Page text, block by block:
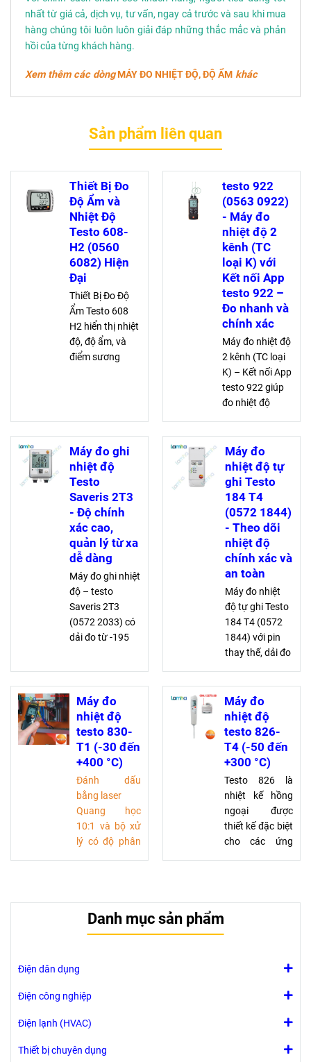
nhất từ giá cả, dịch vụ, tư vấn, ngay cả trước và sau khi mua
hàng chúng tôi luôn luôn giải đáp những thắc mắc và phản
hồi của từng khách hàng.
Xem thêm các dòngMÁY ĐO NHIỆT ĐỘ, ĐỘ ẨM khác
Sản phẩm liên quan
Thiết Bị Đo
Độ Ẩm và
Nhiệt Độ
Testo 608-
H2 (0560
6082) Hiện
Đại
Thiết Bị Đo Độ
Ẩm Testo 608
H2 hiển thị nhiệt
độ, độ ẩm, và
điểm sương
soát môi trường
hiệu quả với
cảm biến chất
lượng cao
testo 922
(0563 0922)
- Máy đo
nhiệt độ 2
kênh (TC
loại K) với
Kết nối App
testo 922 –
Đo nhanh và
chính xác
Máy đo nhiệt độ
2 kênh (TC loại
K) – Kết nối App
testo 922 giúp
đo nhiệt độ
chính xác và
nhanh chóng.
Thiết bị dễ cấu
hình qua app,
dải đo rộng từ
-50 °C đến 1000
°C
Máy đo ghi
nhiệt độ
Testo
Saveris 2T3
- Độ chính
xác cao,
quản lý từ xa
dễ dàng
Máy đo ghi nhiệt
độ – testo
Saveris 2T3
(0572 2033) có
dải đo từ -195
nối WiFi giúp
giám sát từ xa.
Dễ cấu hình,
truy xuất dữ liệu
mọi lúc, cảnh
báo qua
email/SMS
Máy đo
nhiệt độ tự
ghi Testo
184 T4
(0572 1844)
- Theo dõi
nhiệt độ
chính xác và
an toàn
Máy đo nhiệt
độ tự ghi Testo
184 T4 (0572
1844) với pin
thay thế, dải đo
liệu dạng PDF.
Đèn LED cảnh
báo tiện lợi cho
vận chuyển
dược phẩm an
toàn
Máy đo
nhiệt độ
testo 830-
T1 (-30 đến
+400 °C)
Đánh dấu
bằng laser
Quang học
10:1 và bộ xử
lý có độ phân
Độ chính xác
với độ phân
giải 0,1 ° C
Độ phát xạ có
Chức năng giữ
trị đọc)
Máy đo
nhiệt độ
testo 826-
T4 (-50 đến
+300 °C)
Testo 826 là
nhiệt kế hồng
ngoại được
thiết kế đặc biệt
cho các ứng
đáp ứng mọi
nhiệt độ thực
Testo 826-T4 có
năng của 826-
cảnh báo bằng
tầm nhìn bằng
Danh mục sản phẩm
Điện dân dụng
Điện công nghiệp
Điện lạnh (HVAC)
Thiết bị chuyên dụng